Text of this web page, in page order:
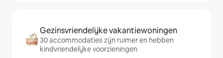
Gezinsvriendelijke vakantiewoningen
30 accommodaties zijn ruimer en hebben
kindvriendelijke voorzieningen